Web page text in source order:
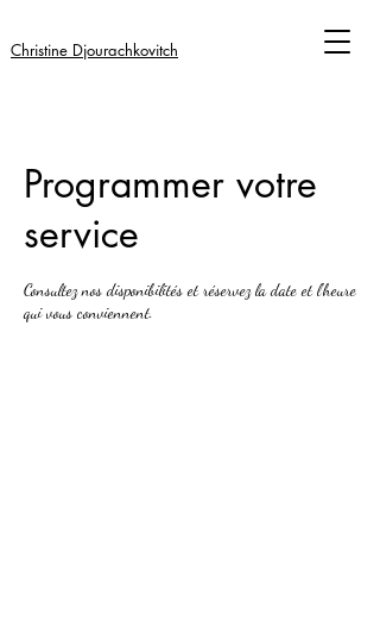
Christine Djourachkovitch
Programmer votre
service
Consultez nos disponibilités et réservez la date et l'heure
qui vous conviennent.